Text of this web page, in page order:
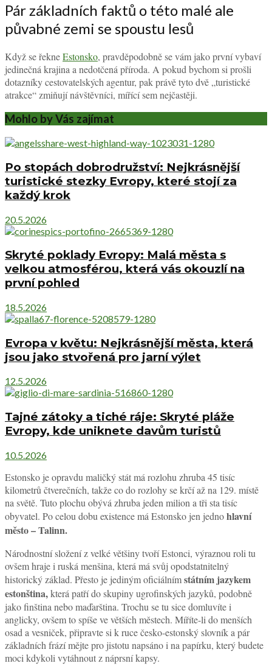
Pár základních faktů o této malé ale
půvabné zemi se spoustu lesů
Když se řekneEstonsko, pravděpodobně se vám jako první vybaví
jedinečná krajina a nedotčená příroda. A pokud bychom si prošli
dotazníky cestovatelských agentur, pak právě tyto dvě „turistické
atrakce“ zmiňují návštěvníci, mířící sem nejčastěji.
Mohlo by Vás zajímat
Po stopách dobrodružství: Nejkrásnější
turistické stezky Evropy, které stojí za
každý krok
20.5.2026
Skryté poklady Evropy: Malá města s
velkou atmosférou, která vás okouzlí na
první pohled
18.5.2026
Evropa v květu: Nejkrásnější města, která
jsou jako stvořená pro jarní výlet
12.5.2026
Tajné zátoky a tiché ráje: Skryté pláže
Evropy, kde uniknete davům turistů
10.5.2026
Estonsko je opravdu maličký stát má rozlohu zhruba 45 tisíc
kilometrů čtverečních, takže co do rozlohy se krčí až na 129. místě
na světě. Tuto plochu obývá zhruba jeden milion a tři sta tisíc
obyvatel. Po celou dobu existence má Estonsko jen jednohlavní
město – Talinn.
Národnostní složení z velké většiny tvoří Estonci, výraznou roli tu
ovšem hraje i ruská menšina, která má svůj opodstatnitelný
historický základ. Přesto je jediným oficiálnímstátním jazykem
estonština,která patří do skupiny ugrofinských jazyků, podobně
jako finština nebo maďarština. Trochu se tu sice domluvíte i
anglicky, ovšem to spíše ve větších městech. Míříte-li do menších
osad a vesniček, připravte si k ruce česko-estonský slovník a pár
základních frází mějte pro jistotu napsáno i na papírku, který budete
moci kdykoli vytáhnout z náprsní kapsy.